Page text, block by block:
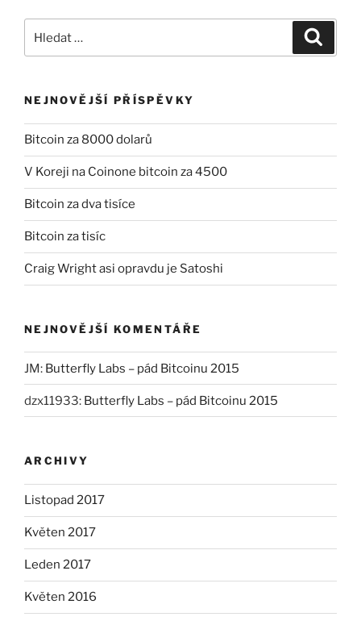
NEJNOVĚJŠÍ PŘÍSPĚVKY
Bitcoin za 8000 dolarů
V Koreji na Coinone bitcoin za 4500
Bitcoin za dva tisíce
Bitcoin za tisíc
Craig Wright asi opravdu je Satoshi
NEJNOVĚJŠÍ KOMENTÁŘE
JM: Butterfly Labs – pád Bitcoinu 2015
dzx11933: Butterfly Labs – pád Bitcoinu 2015
ARCHIVY
Listopad 2017
Květen 2017
Leden 2017
Květen 2016